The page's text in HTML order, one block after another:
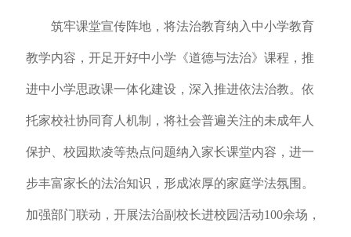
筑牢课堂宣传阵地，将法治教育纳入中小学教育
教学内容，开足开好中小学《道德与法治》课程，推
进中小学思政课一体化建设，深入推进依法治教。依
托家校社协同育人机制，将社会普遍关注的未成年人
保护、校园欺凌等热点问题纳入家长课堂内容，进一
步丰富家长的法治知识，形成浓厚的家庭学法氛围。
加强部门联动，开展法治副校长进校园活动100余场，